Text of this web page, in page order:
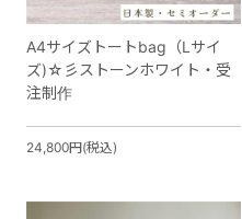
A4サイズトートbag（Lサイ
ズ)☆彡ストーンホワイト・受
注制作
24,800円(税込)